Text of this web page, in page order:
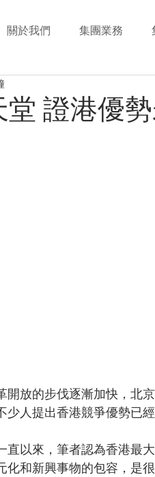
關於我們 集團業務
證港優
開放的步伐逐漸加快，北
人提出香港競爭優勢已
直以來，筆者認為香港最
化和新興事物的包容，是